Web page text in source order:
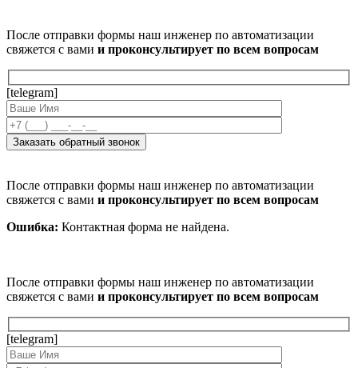
После отправки формы наш инженер по автоматизации
свяжется с вами и проконсультирует по всем вопросам
[telegram]
После отправки формы наш инженер по автоматизации
свяжется с вами и проконсультирует по всем вопросам
Ошибка: Контактная форма не найдена.
После отправки формы наш инженер по автоматизации
свяжется с вами и проконсультирует по всем вопросам
[telegram]